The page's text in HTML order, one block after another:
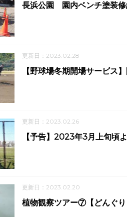
長浜公園 園内ベンチ塗装修
更新日：2023.02.28
【野球場冬期開場サービス
更新日：2023.02.26
【予告】2023年3月上旬頃
更新日：2023.02.20
植物観察ツアー⑦【どんぐ